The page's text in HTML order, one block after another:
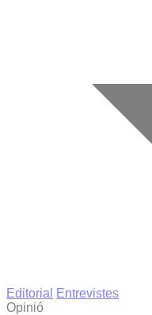
Editorial
Entrevistes
Opinió